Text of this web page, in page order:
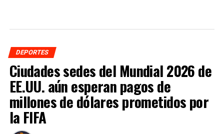
DEPORTES
Ciudades sedes del Mundial 2026 de
EE.UU. aún esperan pagos de
millones de dólares prometidos por
la FIFA